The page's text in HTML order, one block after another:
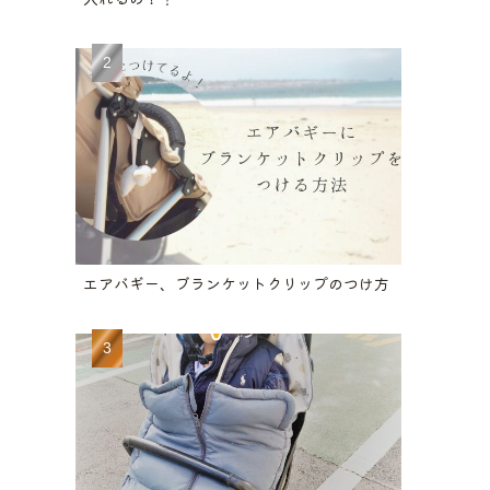
エアバギー、ブランケットクリップのつけ方